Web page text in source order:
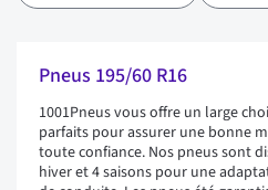
Pneus 195/60 R16
1001Pneus vous offre un large
parfaits pour assurer une bonne
toute confiance. Nos pneus sont
hiver et 4 saisons pour une